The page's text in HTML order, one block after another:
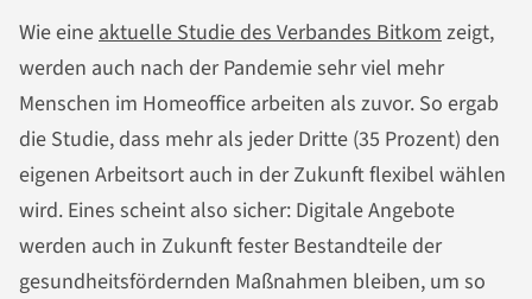
Wie eineaktuelle Studie des Verbandes Bitkomzeigt,
werden auch nach der Pandemie sehr viel mehr
Menschen im Homeoffice arbeiten als zuvor. So ergab
die Studie, dass mehr als jeder Dritte (35 Prozent) den
eigenen Arbeitsort auch in der Zukunft flexibel wählen
wird. Eines scheint also sicher: Digitale Angebote
werden auch in Zukunft fester Bestandteile der
gesundheitsfördernden Maßnahmen bleiben, um so